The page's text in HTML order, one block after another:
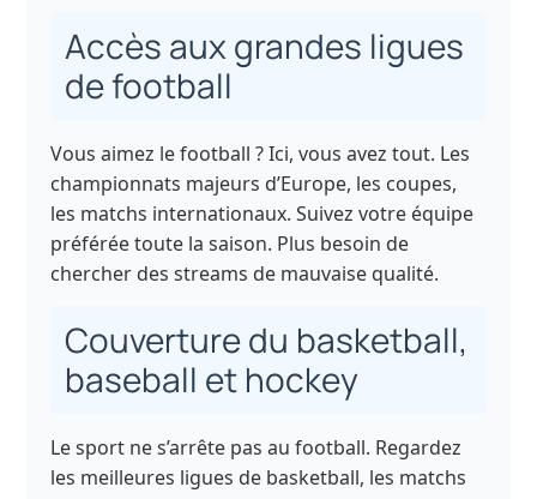
Accès aux grandes ligues
de football
Vous aimez le football ? Ici, vous avez tout. Les
championnats majeurs d’Europe, les coupes,
les matchs internationaux. Suivez votre équipe
préférée toute la saison. Plus besoin de
chercher des streams de mauvaise qualité.
Couverture du basketball,
baseball et hockey
Le sport ne s’arrête pas au football. Regardez
les meilleures ligues de basketball, les matchs